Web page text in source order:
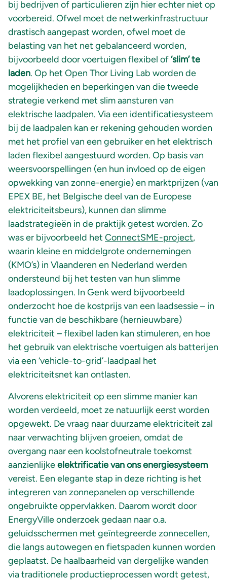
bij bedrijven of particulieren zijn hier echter niet op
voorbereid. Ofwel moet de netwerkinfrastructuur
drastisch aangepast worden, ofwel moet de
belasting van het net gebalanceerd worden,
bijvoorbeeld door voertuigen flexibel of‘slim’ te
laden. Op het Open Thor Living Lab worden de
mogelijkheden en beperkingen van die tweede
strategie verkend met slim aansturen van
elektrische laadpalen. Via een identificatiesysteem
bij de laadpalen kan er rekening gehouden worden
met het profiel van een gebruiker en het elektrisch
laden flexibel aangestuurd worden. Op basis van
weersvoorspellingen (en hun invloed op de eigen
opwekking van zonne-energie) en marktprijzen (van
EPEX BE, het Belgische deel van de Europese
elektriciteitsbeurs), kunnen dan slimme
laadstrategieën in de praktijk getest worden. Zo
was er bijvoorbeeld het ConnectSME-project,
waarin kleine en middelgrote ondernemingen
(KMO’s) in Vlaanderen en Nederland werden
ondersteund bij het testen van hun slimme
laadoplossingen. In Genk werd bijvoorbeeld
onderzocht hoe de kostprijs van een laadsessie – in
functie van de beschikbare (hernieuwbare)
elektriciteit – flexibel laden kan stimuleren, en hoe
het gebruik van elektrische voertuigen als batterijen
via een ‘vehicle-to-grid’-laadpaal het
elektriciteitsnet kan ontlasten.
Alvorens elektriciteit op een slimme manier kan
worden verdeeld, moet ze natuurlijk eerst worden
opgewekt. De vraag naar duurzame elektriciteit zal
naar verwachting blijven groeien, omdat de
overgang naar een koolstofneutrale toekomst
aanzienlijkeelektrificatie van ons energiesysteem
vereist. Een elegante stap in deze richting is het
integreren van zonnepanelen op verschillende
ongebruikte oppervlakken. Daarom wordt door
EnergyVille onderzoek gedaan naar o.a.
geluidsschermen met geïntegreerde zonnecellen,
die langs autowegen en fietspaden kunnen worden
geplaatst. De haalbaarheid van dergelijke wanden
via traditionele productieprocessen wordt getest,